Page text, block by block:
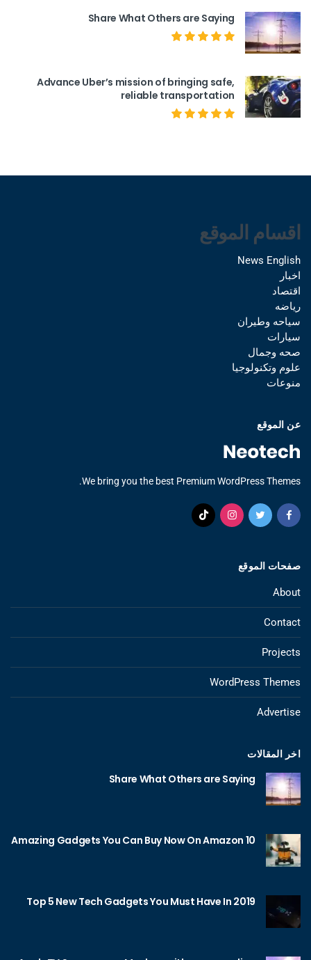
Share What Others are Saying
Advance Uber’s mission of bringing safe,
reliable transportation
اقسام الموقع
News English
اخبار
اقتصاد
رياضه
سياحه وطيران
سيارات
صحه وجمال
علوم وتكنولوجيا
منوعات
عن الموقع
We bring you the best Premium WordPress Themes.
صفحات الموقع
About
Contact
Projects
WordPress Themes
Advertise
اخر المقالات
Share What Others are Saying
10 Amazing Gadgets You Can Buy Now On Amazon
Top 5 New Tech Gadgets You Must Have In 2019